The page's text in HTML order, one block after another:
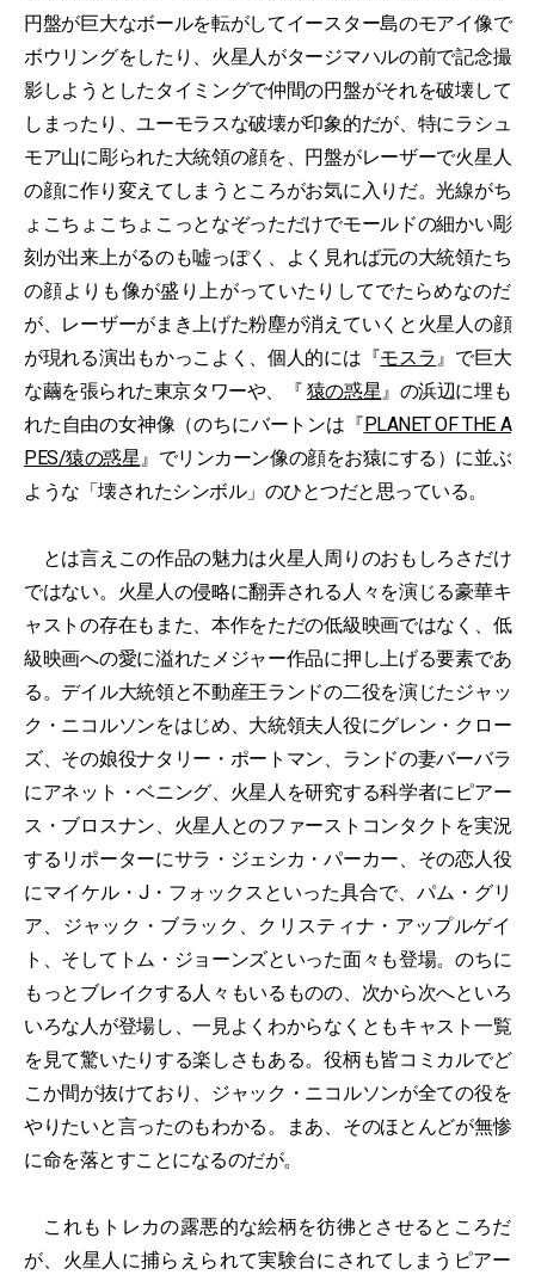
円盤が巨大なボールを転がしてイースター島のモアイ像で
ボウリングをしたり、火星人がタージマハルの前で記念撮
影しようとしたタイミングで仲間の円盤がそれを破壊して
しまったり、ユーモラスな破壊が印象的だが、特にラシュ
モア山に彫られた大統領の顔を、円盤がレーザーで火星人
の顔に作り変えてしまうところがお気に入りだ。光線がち
ょこちょこちょこっとなぞっただけでモールドの細かい彫
刻が出来上がるのも嘘っぽく、よく見れば元の大統領たち
の顔よりも像が盛り上がっていたりしてでたらめなのだ
が、レーザーがまき上げた粉塵が消えていくと火星人の顔
が現れる演出もかっこよく、個人的には『モスラ』で巨大
な繭を張られた東京タワーや、『 猿の惑星』の浜辺に埋も
れた自由の女神像（のちにバートンは『PLANET OF THE A
PES/猿の惑星』でリンカーン像の顔をお猿にする）に並ぶ
ような「壊されたシンボル」のひとつだと思っている。
とは言えこの作品の魅力は火星人周りのおもしろさだけ
ではない。火星人の侵略に翻弄される人々を演じる豪華キ
ャストの存在もまた、本作をただの低級映画ではなく、低
級映画への愛に溢れたメジャー作品に押し上げる要素であ
る。デイル大統領と不動産王ランドの二役を演じたジャッ
ク・ニコルソンをはじめ、大統領夫人役にグレン・クロー
ズ、その娘役ナタリー・ポートマン、ランドの妻バーバラ
にアネット・ベニング、火星人を研究する科学者にピアー
ス・ブロスナン、火星人とのファーストコンタクトを実況
するリポーターにサラ・ジェシカ・パーカー、その恋人役
にマイケル・J・フォックスといった具合で、パム・グリ
ア、ジャック・ブラック、クリスティナ・アップルゲイ
ト、そしてトム・ジョーンズといった面々も登場。のちに
もっとブレイクする人々もいるものの、次から次へといろ
いろな人が登場し、一見よくわからなくともキャスト一覧
を見て驚いたりする楽しさもある。役柄も皆コミカルでど
こか間が抜けており、ジャック・ニコルソンが全ての役を
やりたいと言ったのもわかる。まあ、そのほとんどが無惨
に命を落とすことになるのだが。
これもトレカの露悪的な絵柄を彷彿とさせるところだ
が、火星人に捕らえられて実験台にされてしまうピアー